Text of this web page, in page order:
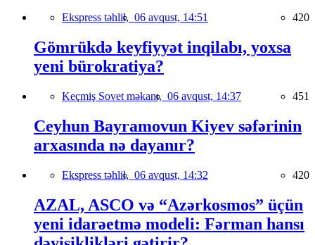
Ekspress təhlil, 06 avqust, 14:51 420
Gömrükdə keyfiyyət inqilabı, yoxsa
yeni bürokratiya?
Keçmiş Sovet məkanı, 06 avqust, 14:37 451
Ceyhun Bayramovun Kiyev səfərinin
arxasında nə dayanır?
Ekspress təhlil, 06 avqust, 14:32 420
AZAL, ASCO və “Azərkosmos” üçün
yeni idarəetmə modeli: Fərman hansı